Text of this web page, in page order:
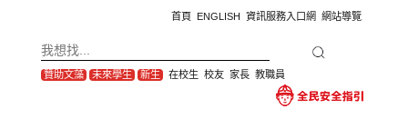
首頁 ENGLISH 資訊服務入口網 網站導覽
贊助文藻 未來學生 新生 在校生 校友 家長 教職員